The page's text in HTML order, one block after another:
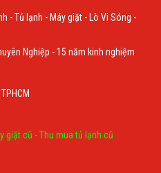
- Tủ lạnh - Máy giặt - Lò Vi Sóng -
Nghiệp - 15 năm kinh nghiệm
giặt cũ -Thu mua tủ lạnh cũ